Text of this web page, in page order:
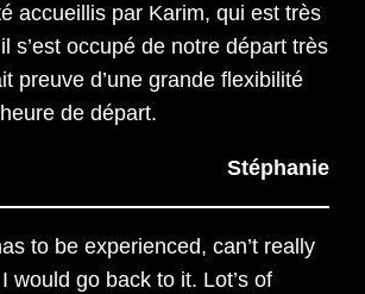
accueillis par Karim, qui est très
s’est occupé de notre départ très
preuve d’une grande flexibilité
de départ.
Stéphanie
to be experienced, can’t really
would go back to it. Lot’s of